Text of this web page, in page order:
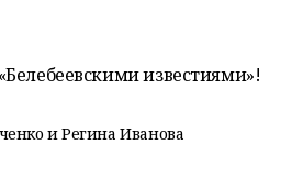
известиями»!
и Регина Иванова